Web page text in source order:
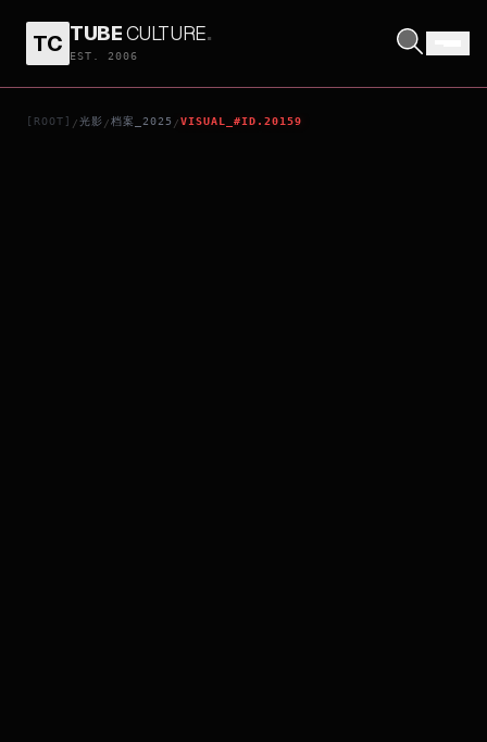
TC TUBECULTURE.
EST. 2006
[ROOT] /光影 /档案_2025 /VISUAL_#ID.20159
MOBILE SUIT GUNDAM HATHAWAY: THE SORCERY OF NYMPH CIRCE